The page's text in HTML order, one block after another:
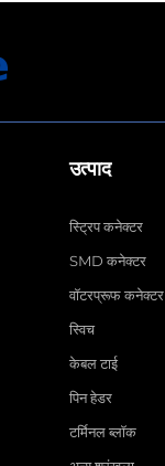
उत्पाद
स्ट्रिप कनेक्टर
SMD कनेक्टर
वॉटरप्रूफ कनेक्टर
स्विच
केबल टाई
पिन हेडर
टर्मिनल ब्लॉक